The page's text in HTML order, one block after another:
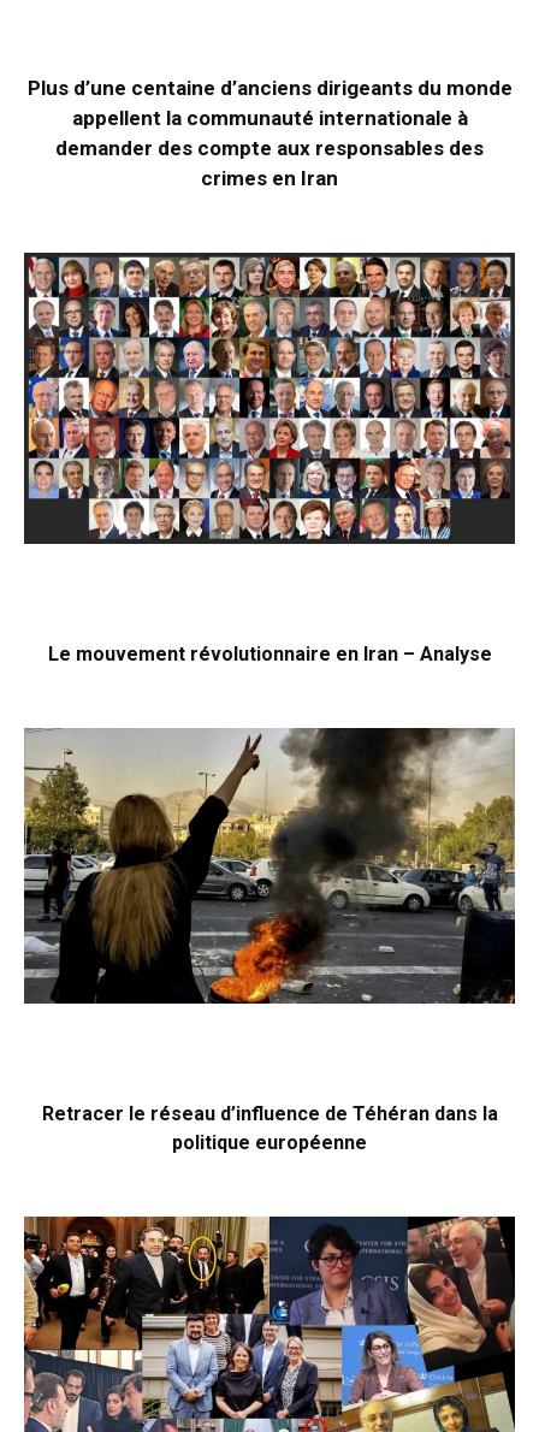
Plus d’une centaine d’anciens dirigeants du monde
appellent la communauté internationale à
demander des compte aux responsables des
crimes en Iran
Le mouvement révolutionnaire en Iran – Analyse
Retracer le réseau d’influence de Téhéran dans la
politique européenne